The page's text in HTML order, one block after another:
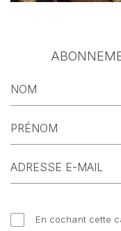
En cochant cette